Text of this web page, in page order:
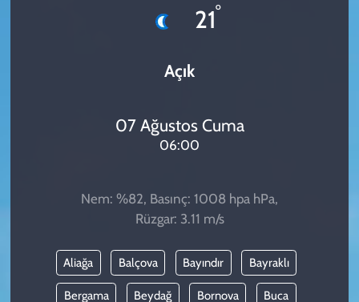
21°
Açık
07 Ağustos Cuma
06:00
Nem: %82, Basınç: 1008 hpa hPa,
Rüzgar: 3.11 m/s
Aliağa Balçova Bayındır Bayraklı
Bergama Beydağ Bornova Buca